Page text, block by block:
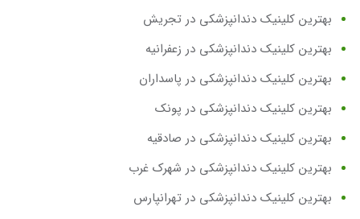
بهترین کلینیک دندانپزشکی در تجریش
بهترین کلینیک دندانپزشکی در زعفرانیه
بهترین کلینیک دندانپزشکی در پاسداران
بهترین کلینیک دندانپزشکی در پونک
بهترین کلینیک دندانپزشکی در صادقیه
بهترین کلینیک دندانپزشکی در شهرک غرب
بهترین کلینیک دندانپزشکی در تهرانپارس